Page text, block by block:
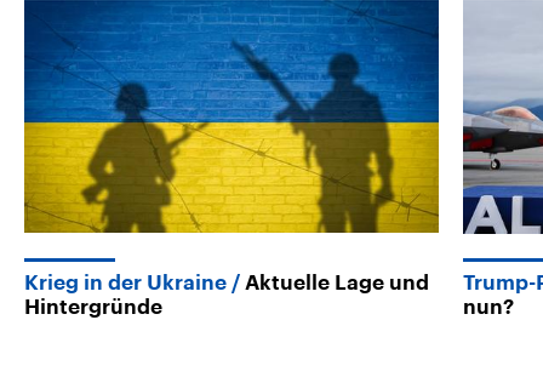
Krieg in der Ukraine
Aktuelle Lage und
Hintergründe
nun?